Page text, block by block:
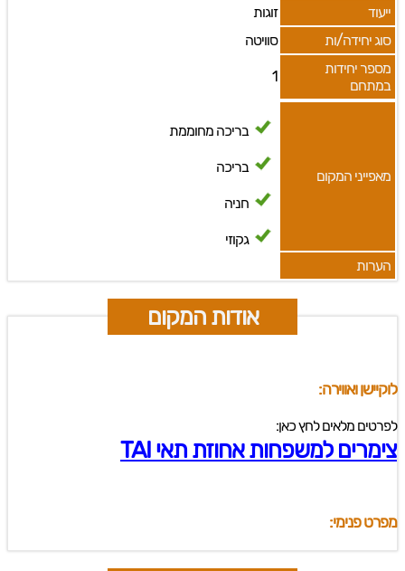
ייעוד
זוגות
סוג יחידה/ות
סוויטה
מספר יחידות
במתחם
1
מאפייני המקום
בריכה מחוממת
בריכה
חניה
גקוזי
הערות
אודות המקום
לוקיישן ואווירה:
לפרטים מלאים לחץ כאן:
צימרים למשפחות אחוזת תאי TAI
מפרט פנימי: